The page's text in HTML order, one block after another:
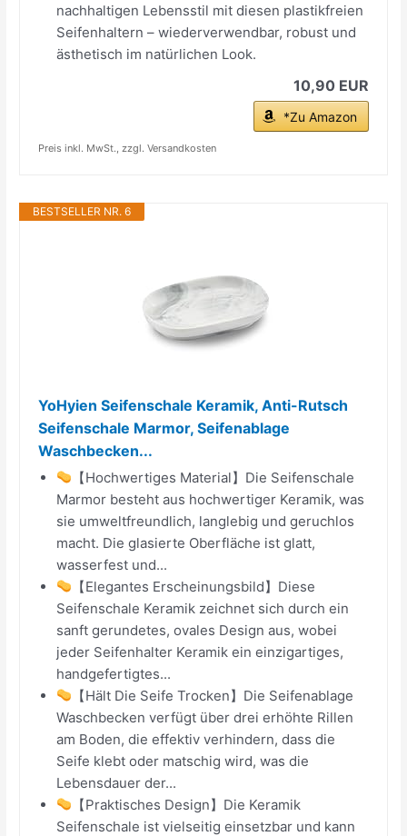
nachhaltigen Lebensstil mit diesen plastikfreien
Seifenhaltern – wiederverwendbar, robust und
ästhetisch im natürlichen Look.
10,90 EUR
*Zu Amazon
Preis inkl. MwSt., zzgl. Versandkosten
BESTSELLER NR. 6
YoHyien Seifenschale Keramik, Anti-Rutsch
Seifenschale Marmor, Seifenablage
Waschbecken...
【Hochwertiges Material】Die Seifenschale
Marmor besteht aus hochwertiger Keramik, was
sie umweltfreundlich, langlebig und geruchlos
macht. Die glasierte Oberfläche ist glatt,
wasserfest und...
【Elegantes Erscheinungsbild】Diese
Seifenschale Keramik zeichnet sich durch ein
sanft gerundetes, ovales Design aus, wobei
jeder Seifenhalter Keramik ein einzigartiges,
handgefertigtes...
【Hält Die Seife Trocken】Die Seifenablage
Waschbecken verfügt über drei erhöhte Rillen
am Boden, die effektiv verhindern, dass die
Seife klebt oder matschig wird, was die
Lebensdauer der...
【Praktisches Design】Die Keramik
Seifenschale ist vielseitig einsetzbar und kann